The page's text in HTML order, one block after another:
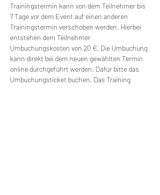
Trainingstermin kann von dem Teilnehmer bis
7 Tage vor dem Event auf einen anderen
Trainingstermin verschoben werden. Hierbei
entstehen dem Teilnehmer
Umbuchungskosten von 20 €. Die Umbuchung
kann direkt bei dem neuen gewählten Termin
online durchgeführt werden. Dafür bitte das
Umbuchungsticket buchen. Das Training